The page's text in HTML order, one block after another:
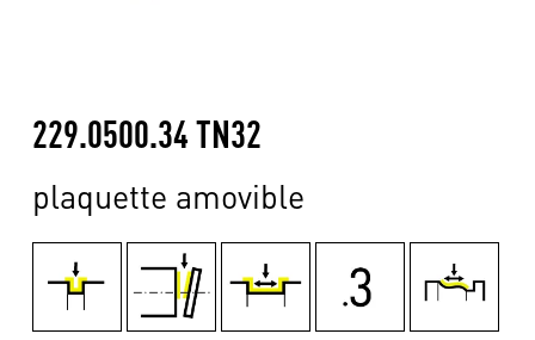
229.0500.34 TN32
plaquette amovible